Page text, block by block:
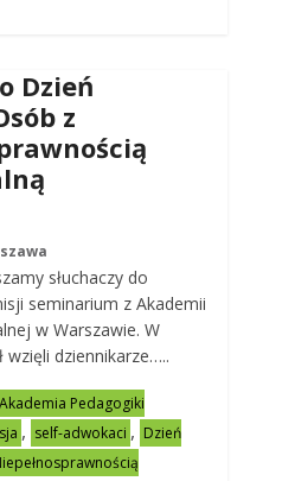
Dzień
z
słuchaczy do
seminarium z Akademii
w Warszawie. W
wzięli dziennikarze…..
Akademia Pedagogiki
, self-adwokaci , Dzień